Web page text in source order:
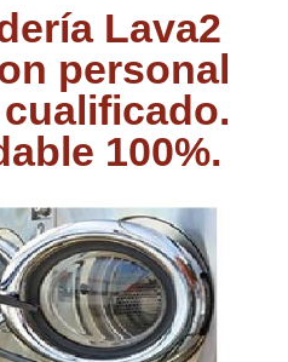
Lava2
personal
100%.